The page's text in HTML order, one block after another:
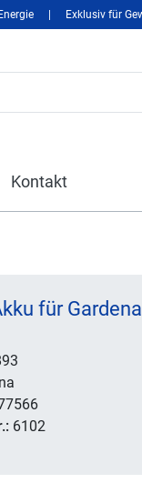
Exklusiv für
Kontakt
für
6102